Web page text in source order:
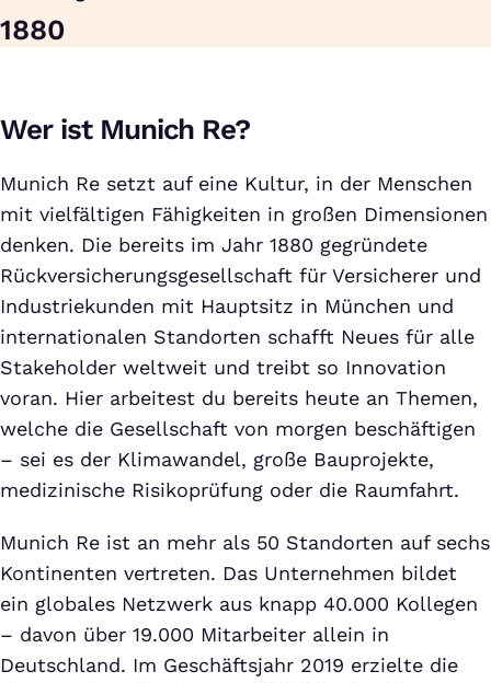
1880
Wer ist Munich Re?
Munich Re setzt auf eine Kultur, in der Menschen
mit vielfältigen Fähigkeiten in großen Dimensionen
denken. Die bereits im Jahr 1880 gegründete
Rückversicherungsgesellschaft für Versicherer und
Industriekunden mit Hauptsitz in München und
internationalen Standorten schafft Neues für alle
Stakeholder weltweit und treibt so Innovation
voran. Hier arbeitest du bereits heute an Themen,
welche die Gesellschaft von morgen beschäftigen
– sei es der Klimawandel, große Bauprojekte,
medizinische Risikoprüfung oder die Raumfahrt.
Munich Re ist an mehr als 50 Standorten auf sechs
Kontinenten vertreten. Das Unternehmen bildet
ein globales Netzwerk aus knapp 40.000 Kollegen
– davon über 19.000 Mitarbeiter allein in
Deutschland. Im Geschäftsjahr 2019 erzielte die